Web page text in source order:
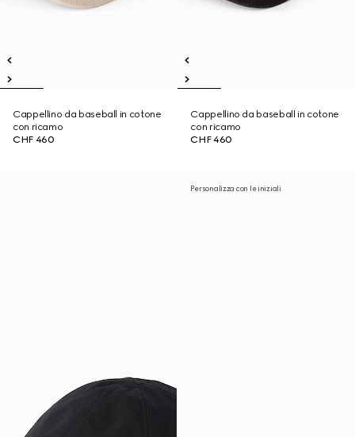
Cappellino da baseball in cotone
con ricamo
CHF 460
Cappellino da baseball in cotone
con ricamo
CHF 460
Personalizza con le iniziali